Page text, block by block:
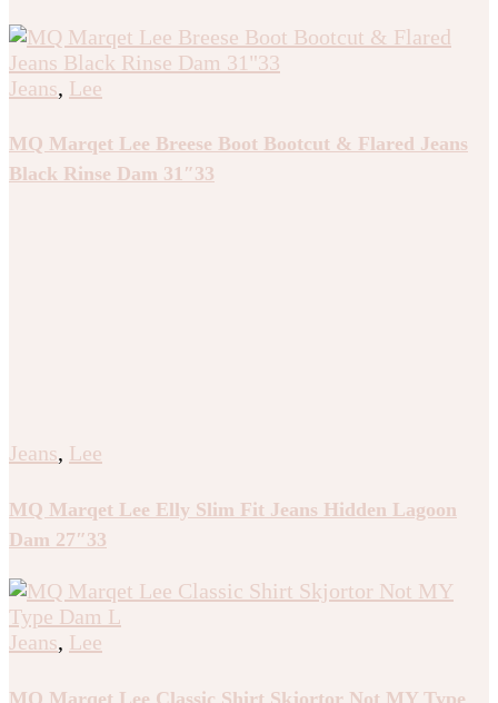
Jeans, Lee
MQ Marqet Lee Breese Boot Bootcut & Flared Jeans
Black Rinse Dam 31″33
Jeans, Lee
MQ Marqet Lee Elly Slim Fit Jeans Hidden Lagoon
Dam 27″33
Jeans, Lee
MQ Marqet Lee Classic Shirt Skjortor Not MY Type